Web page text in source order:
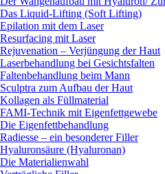
Das Liquid-Lifting (Soft Lifting)
Epilation mit dem Laser
Resurfacing mit Laser
Rejuvenation – Verjüngung der Haut
Laserbehandlung bei Gesichtsfalten
Faltenbehandlung beim Mann
Sculptra zum Aufbau der Haut
Kollagen als Füllmaterial
FAMI-Technik mit Eigenfettgewebe
Die Eigenfettbehandlung
Radiesse – ein besonderer Filler
Hyaluronsäure (Hyaluronan)
Die Materialienwahl